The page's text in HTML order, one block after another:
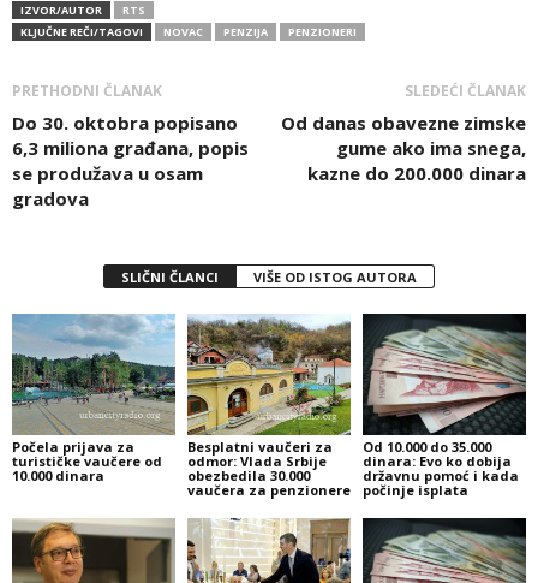
IZVOR/AUTOR
RTS
KLJUČNE REČI/TAGOVI
NOVAC PENZIJA PENZIONERI
PRETHODNI ČLANAK
Do 30. oktobra popisano
6,3 miliona građana, popis
se produžava u osam
gradova
SLEDEĆI ČLANAK
Od danas obavezne zimske
gume ako ima snega,
kazne do 200.000 dinara
SLIČNI ČLANCI VIŠE OD ISTOG AUTORA
Počela prijava za
turističke vaučere od
10.000 dinara
Besplatni vaučeri za
odmor: Vlada Srbije
obezbedila 30.000
vaučera za penzionere
Od 10.000 do 35.000
dinara: Evo ko dobija
državnu pomoć i kada
počinje isplata